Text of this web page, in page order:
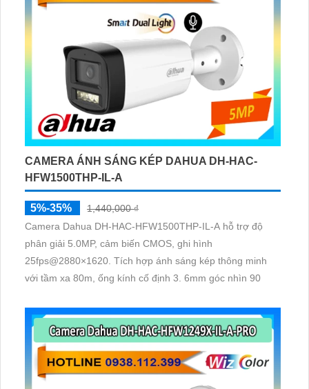
CAMERA ÁNH SÁNG KÉP DAHUA DH-HAC-
HFW1500THP-IL-A
5%-35%
1,440,000 ₫
Camera Dahua DH-HAC-HFW1500THP-IL-A hỗ trợ độ
phân giải 5.0MP, cảm biến CMOS, ghi hình
25fps@2880×1620. Tích hợp ánh sáng kép thông minh
với tầm xa 80m, ống kính cố định 3. 6mm góc nhìn 90